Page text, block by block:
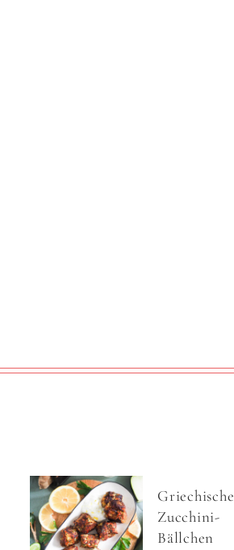
Griechische
Zucchini-
Bällchen